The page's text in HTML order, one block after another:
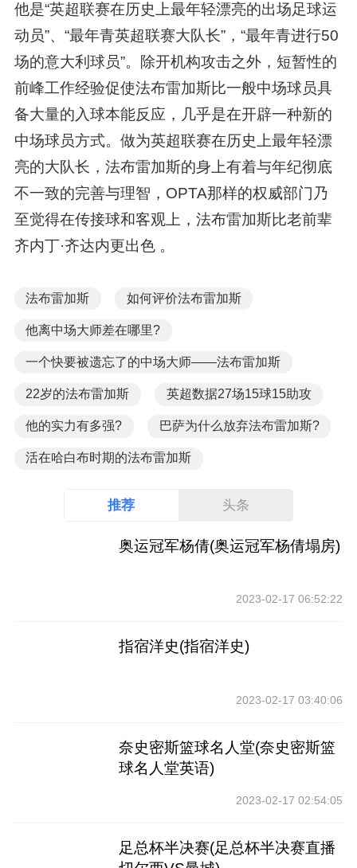
他是“英超联赛在历史上最年轻漂亮的出场足球运
动员”、“最年青英超联赛大队长”，“最年青进行50
场的意大利球员”。除开机构攻击之外，短暂性的
前峰工作经验促使法布雷加斯比一般中场球员具
备大量的入球本能反应，几乎是在开辟一种新的
中场球员方式。做为英超联赛在历史上最年轻漂
亮的大队长，法布雷加斯的身上有着与年纪彻底
不一致的完善与理智，OPTA那样的权威部门乃
至觉得在传接球和客观上，法布雷加斯比老前辈
齐内丁·齐达内更出色 。
法布雷加斯 如何评价法布雷加斯
他离中场大师差在哪里?
一个快要被遗忘了的中场大师——法布雷加斯
22岁的法布雷加斯 英超数据27场15球15助攻
他的实力有多强? 巴萨为什么放弃法布雷加斯?
活在哈白布时期的法布雷加斯
推荐 头条
奥运冠军杨倩(奥运冠军杨倩塌房)
2023-02-17 06:52:22
指宿洋史(指宿洋史)
2023-02-17 03:40:06
奈史密斯篮球名人堂(奈史密斯篮
球名人堂英语)
2023-02-17 02:54:05
足总杯半决赛(足总杯半决赛直播